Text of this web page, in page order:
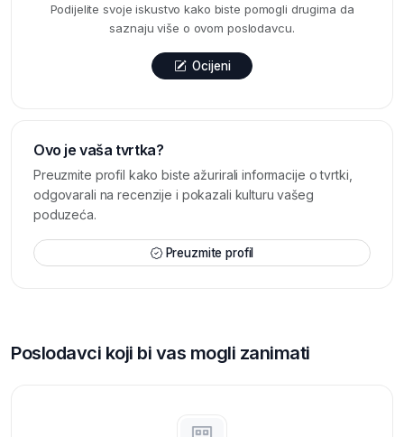
Podijelite svoje iskustvo kako biste pomogli drugima da
saznaju više o ovom poslodavcu.
Ocijeni
Ovo je vaša tvrtka?
Preuzmite profil kako biste ažurirali informacije o tvrtki,
odgovarali na recenzije i pokazali kulturu vašeg
poduzeća.
Preuzmite profil
Poslodavci koji bi vas mogli zanimati